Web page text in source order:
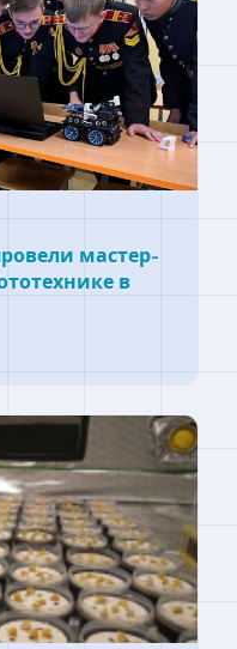
мастер-
в